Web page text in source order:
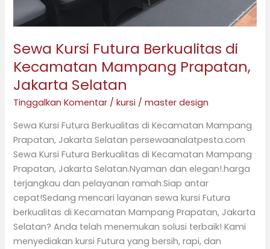
Sewa Kursi Futura Berkualitas di
Kecamatan Mampang Prapatan,
Jakarta Selatan
Tinggalkan Komentar /kursi /master design
Sewa Kursi Futura Berkualitas di Kecamatan Mampang
Prapatan, Jakarta Selatan persewaanalatpesta.com
Sewa Kursi Futura Berkualitas di Kecamatan Mampang
Prapatan, Jakarta Selatan.Nyaman dan elegan!.harga
terjangkau dan pelayanan ramah.Siap antar
cepat!Sedang mencari layanan sewa kursi Futura
berkualitas di Kecamatan Mampang Prapatan, Jakarta
Selatan? Anda telah menemukan solusi terbaik! Kami
menyediakan kursi Futura yang bersih, rapi, dan